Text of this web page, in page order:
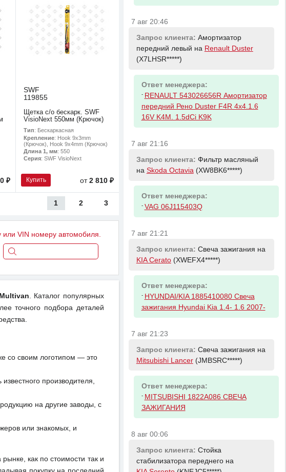
₽
SWF
119855
Щетка с/о бескарк. SWF
VisioNext 550мм (Крючок)
Тип: Бескаркасная
Крепление: Hook 9x3mm
(Крючок), Hook 9x4mm (Крючок)
Длина 1, мм: 550
Серия: SWF VisioNext
Купить от 2 810 ₽
1 2 3
или VIN номеру автомобиля.
. Каталог популярных
точного подбора деталей
со своим логотипом — это
производителя,
на другие заводы, с
или знакомых, и
как по стоимости так и
7 авг 20:46
Запрос клиента: Амортизатор
передний левый на Renault Duster
(X7LHSR*****)
Ответ менеджера:
- RENAULT 543026656R Амортизатор
передний Рено Duster F4R 4x4.1.6
16V K4M. 1.5dCi K9K
7 авг 21:16
Запрос клиента: Фильтр масляный
на Skoda Octavia (XW8BK6*****)
Ответ менеджера:
- VAG 06J115403Q
7 авг 21:21
Запрос клиента: Свеча зажигания на
KIA Cerato(XWEFX4*****)
Ответ менеджера:
- HYUNDAI/KIA 1885410080 Свеча
зажигания Hyundai Kia 1.4- 1.6 2007-
7 авг 21:23
Запрос клиента: Свеча зажигания на
Mitsubishi Lancer(JMBSRC*****)
Ответ менеджера:
- MITSUBISHI 1822A086 СВЕЧА
ЗАЖИГАНИЯ
8 авг 00:06
Запрос клиента: Стойка
стабилизатора переднего на